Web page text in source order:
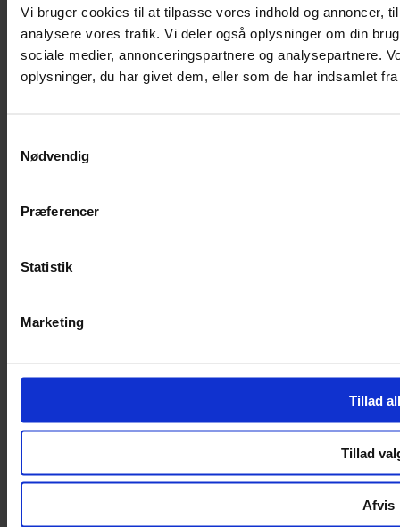
Vi bruger cookies til at tilpasse vores indhold og annoncer,
analysere vores trafik. Vi deler også oplysninger om din
sociale medier, annonceringspartnere og analysepartnere.
oplysninger, du har givet dem, eller som de har indsamlet
Nødvendig
Præferencer
Statistik
Marketing
Tillad
Tillad
Afvis
Vestergade 12 6270, Tønder
60 51 96 50
post@yarneverywear.dk
CVR 43041649
Facebook-f
Instagram
Handelsbetingelser
Handelsbetingelser
Om Yarn Every Wear
Mandag – Fredag 10:00 – 17:30
Copyright © 2022.Design & hosting by Webhuset Ballum ApS